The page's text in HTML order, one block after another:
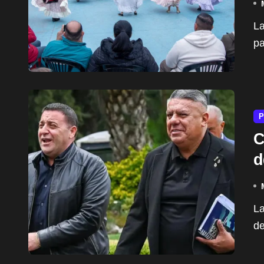
La Municipalidad de Pilar invitó a toda la comunidad a
La Cámara Federal de Casación Penal anuló el envío